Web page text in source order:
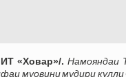
«Ховар»/. Намояндаи
муовини мудири